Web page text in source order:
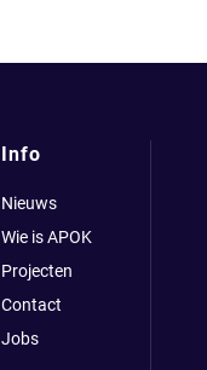
Info
Nieuws
Wie is APOK
Projecten
Contact
Jobs